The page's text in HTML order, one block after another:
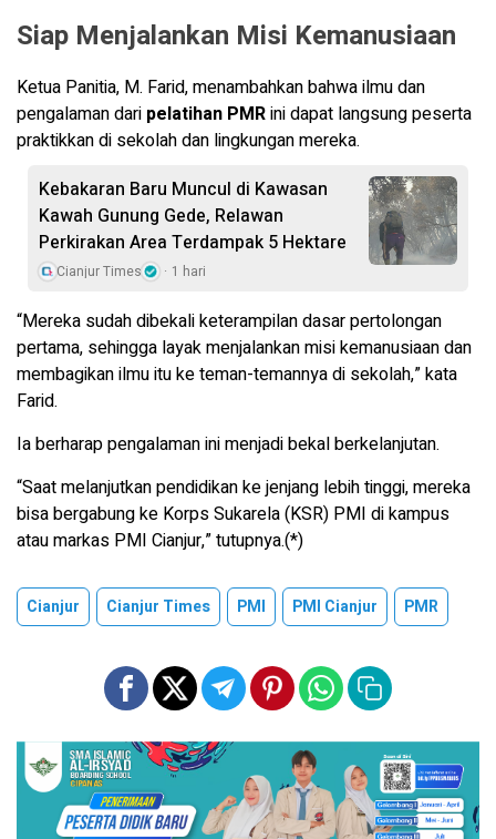
Siap Menjalankan Misi Kemanusiaan
Ketua Panitia, M. Farid, menambahkan bahwa ilmu dan
pengalaman dari pelatihan PMRini dapat langsung peserta
praktikkan di sekolah dan lingkungan mereka.
Kebakaran Baru Muncul di Kawasan
Kawah Gunung Gede, Relawan
Perkirakan Area Terdampak 5 Hektare
Cianjur Times 1 hari
“Mereka sudah dibekali keterampilan dasar pertolongan
pertama, sehingga layak menjalankan misi kemanusiaan dan
membagikan ilmu itu ke teman-temannya di sekolah,” kata
Farid.
Ia berharap pengalaman ini menjadi bekal berkelanjutan.
“Saat melanjutkan pendidikan ke jenjang lebih tinggi, mereka
bisa bergabung ke Korps Sukarela (KSR) PMI di kampus
atau markas PMI Cianjur,” tutupnya.(*)
Cianjur Cianjur Times PMI PMI Cianjur PMR